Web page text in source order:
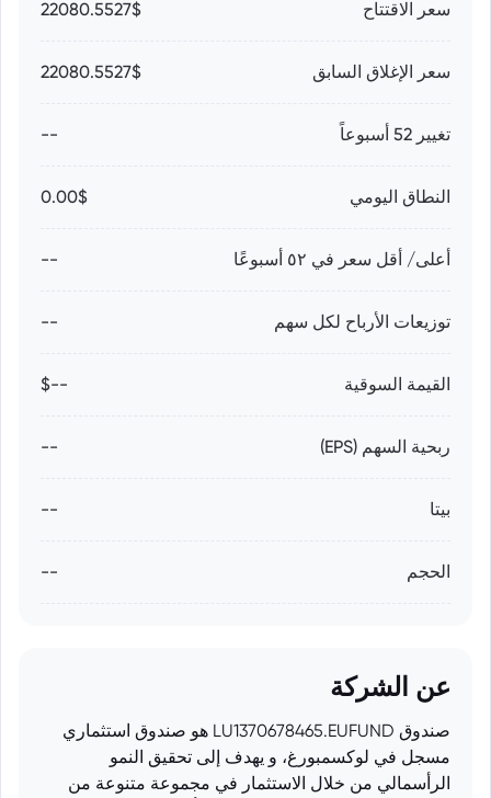
سعر الاقتتاح 22080.5527$
سعر الإغلاق السابق 22080.5527$
تغيير 52 أسبوعاً --
النطاق اليومي 0.00$
أعلى/ أقل سعر في ٥٢ أسبوعًا --
توزيعات الأرباح لكل سهم --
القيمة السوقية --$
ربحية السهم (EPS) --
بيتا --
الحجم --
عن الشركة
صندوق LU1370678465.EUFUND هو صندوق استثماري
مسجل في لوكسمبورغ، و يهدف إلى تحقيق النمو
الرأسمالي من خلال الاستثمار في مجموعة متنوعة من